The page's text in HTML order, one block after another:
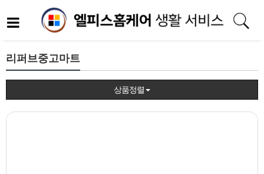
리퍼브중고마트
상품정렬